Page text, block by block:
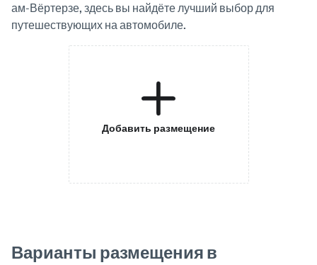
ам-Вёртерзе, здесь вы найдёте лучший выбор для
путешествующих на автомобиле.
Добавить размещение
Варианты размещения в